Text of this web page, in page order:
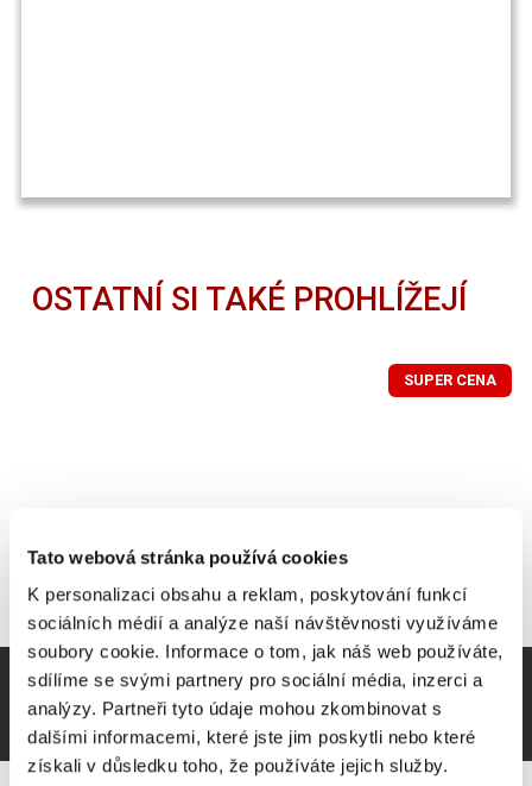
Tato webová stránka používá cookies
K personalizaci obsahu a reklam, poskytování funkcí
sociálních médií a analýze naší návštěvnosti využíváme
soubory cookie. Informace o tom, jak náš web používáte,
sdílíme se svými partnery pro sociální média, inzerci a
analýzy. Partneři tyto údaje mohou zkombinovat s
dalšími informacemi, které jste jim poskytli nebo které
získali v důsledku toho, že používáte jejich služby.
OSTATNÍ SI TAKÉ PROHLÍŽEJÍ
SUPER CENA